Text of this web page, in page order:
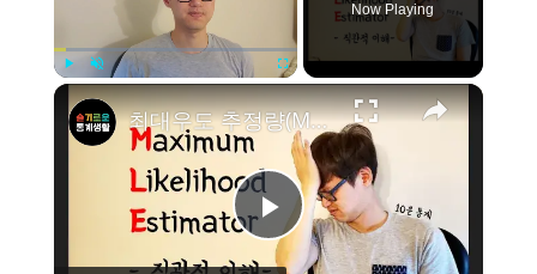
Play Unmute Fullscreen
Now Playing
Play
최대우도 추정량(MLE)의 직관적 이해